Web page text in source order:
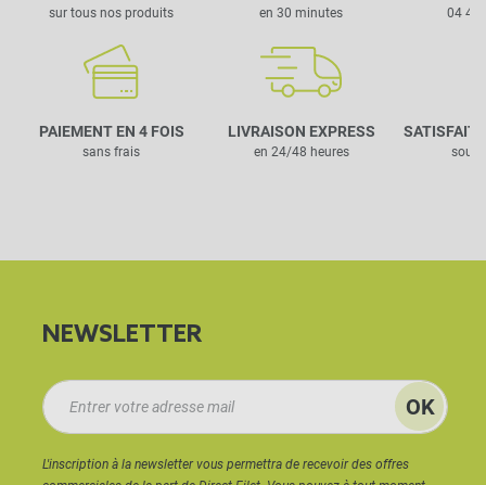
sur tous nos produits en 30 minutes
PAIEMENT EN 4 FOIS
sans frais
LIVRAISON EXPRESS
en 24/48 heures
04 42
SATISFAIT
sous
NEWSLETTER
L'inscription à la newsletter vous permettra de recevoir des offres